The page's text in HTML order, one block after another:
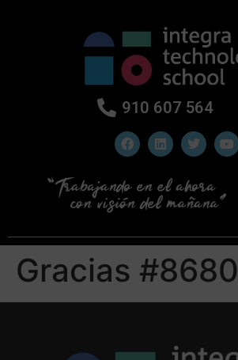
910 607 564
Gracias #8680